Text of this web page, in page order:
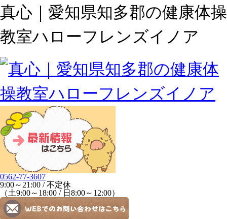
真心｜愛知県知多郡の健康体操
教室ハローフレンズイノア
0562-77-3607
9:00～21:00 / 不定休
（土9:00～18:00 / 日8:00～12:00）